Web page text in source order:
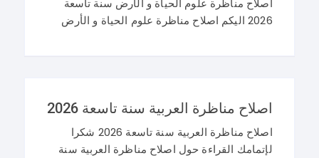
اصلاح مناظرة علوم الحياة و الأرض سنة تاسعة
2026 اليكم اصلاح مناظرة علوم الحياة و الأرض
اصلاح مناظرة العربية سنة تاسعة 2026
اصلاح مناظرة العربية سنة تاسعة 2026 شكرا
لإتمامك القراءة حول اصلاح مناظرة العربية سنة